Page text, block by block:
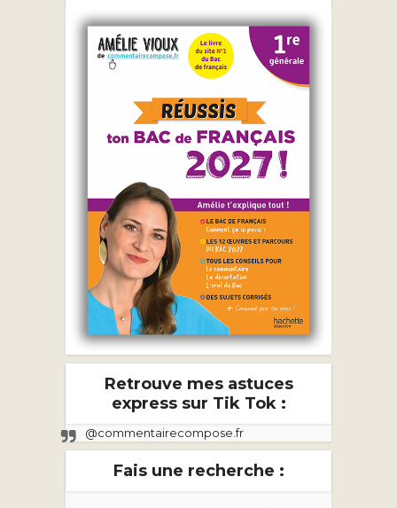
Retrouve mes astuces
express sur Tik Tok :
@commentairecompose.fr
Fais une recherche :